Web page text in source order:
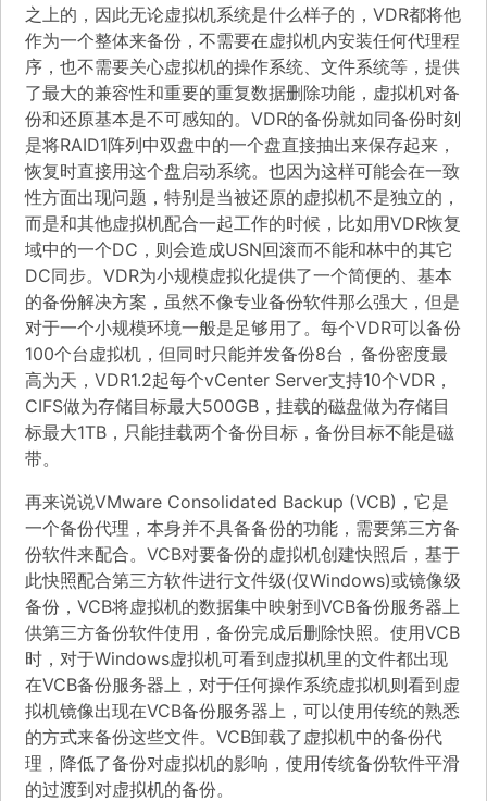
之上的，因此无论虚拟机系统是什么样子的，VDR都将他
作为一个整体来备份，不需要在虚拟机内安装任何代理程
序，也不需要关心虚拟机的操作系统、文件系统等，提供
了最大的兼容性和重要的重复数据删除功能，虚拟机对备
份和还原基本是不可感知的。VDR的备份就如同备份时刻
是将RAID1阵列中双盘中的一个盘直接抽出来保存起来，
恢复时直接用这个盘启动系统。也因为这样可能会在一致
性方面出现问题，特别是当被还原的虚拟机不是独立的，
而是和其他虚拟机配合一起工作的时候，比如用VDR恢复
域中的一个DC，则会造成USN回滚而不能和林中的其它
DC同步。VDR为小规模虚拟化提供了一个简便的、基本
的备份解决方案，虽然不像专业备份软件那么强大，但是
对于一个小规模环境一般是足够用了。每个VDR可以备份
100个台虚拟机，但同时只能并发备份8台，备份密度最
高为天，VDR1.2起每个vCenter Server支持10个VDR，
CIFS做为存储目标最大500GB，挂载的磁盘做为存储目
标最大1TB，只能挂载两个备份目标，备份目标不能是磁
带。
再来说说VMware Consolidated Backup (VCB)，它是
一个备份代理，本身并不具备备份的功能，需要第三方备
份软件来配合。VCB对要备份的虚拟机创建快照后，基于
此快照配合第三方软件进行文件级(仅Windows)或镜像级
备份，VCB将虚拟机的数据集中映射到VCB备份服务器上
供第三方备份软件使用，备份完成后删除快照。使用VCB
时，对于Windows虚拟机可看到虚拟机里的文件都出现
在VCB备份服务器上，对于任何操作系统虚拟机则看到虚
拟机镜像出现在VCB备份服务器上，可以使用传统的熟悉
的方式来备份这些文件。VCB卸载了虚拟机中的备份代
理，降低了备份对虚拟机的影响，使用传统备份软件平滑
的过渡到对虚拟机的备份。